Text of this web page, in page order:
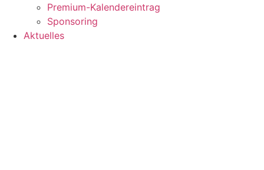
Premium-Kalendereintrag
Sponsoring
Aktuelles